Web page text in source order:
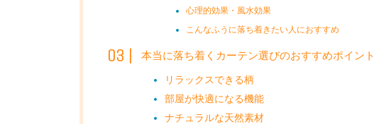
心理的効果・風水効果
こんなふうに落ち着きたい人におすすめ
本当に落ち着くカーテン選びのおすすめポイント
リラックスできる柄
部屋が快適になる機能
ナチュラルな天然素材